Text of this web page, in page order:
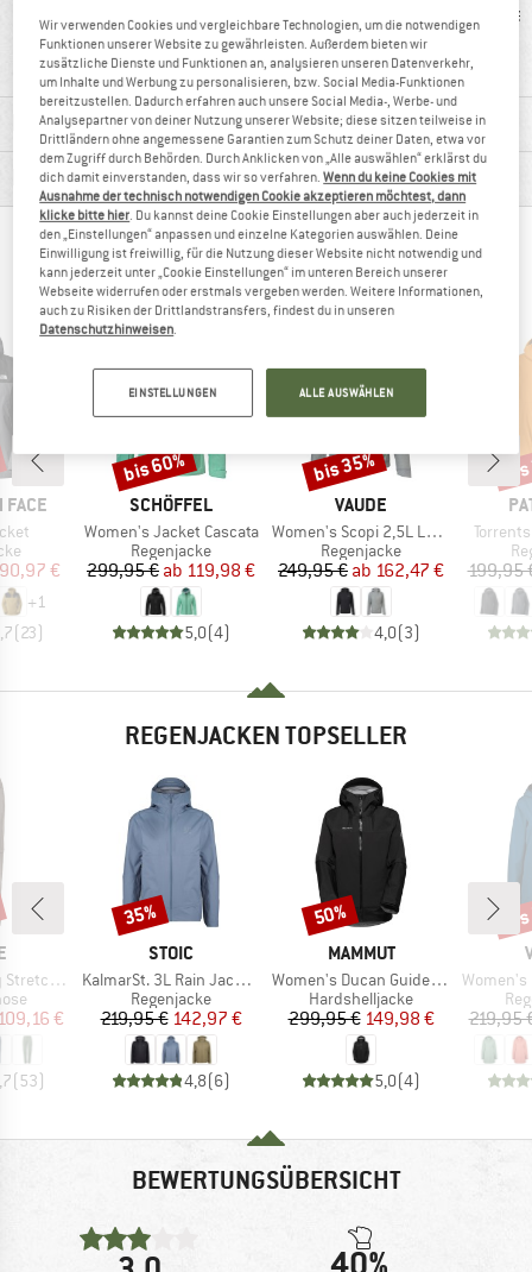
Kunden sagen:
leicht
Kunden sagen:
winddicht
MATERIALINFOS & FEATURES
PRODUKTBESCHREIBUNG
ANDERE BERGFREUNDE SCHAUTEN SICH AUCH
AN
FACE
Preis
90,97 €
+1
(23)
MARKE
SCHÖFFEL
Artikel
Women's Jacket Cascata
Produktgruppe
Regenjacke
Preis
299,95 € reduzierter Preis
ab 119,98 €
5,0(4)
Rabatt
bis 60%
MARKE
VAUDE
Artikel
Women's Scopi 2,5L LW Jacket
Produktgruppe
Regenjacke
Preis
249,95 € reduzierter Preis
ab 162,47 €
4,0(3)
Rabatt
bis 35%
Artikel
199,95
REGENJACKEN TOPSELLER
Zip Pants II
Preis
€
(53)
MARKE
STOIC
Artikel
KalmarSt. 3L Rain Jacket II
Produktgruppe
Regenjacke
Preis
219,95 € reduzierter Preis
142,97 €
4,8(6)
Rabatt
35%
MARKE
MAMMUT
Artikel
Women's Ducan Guide Hardshell Hooded Jacket
Produktgruppe
Hardshelljacke
Preis
299,95 €reduzierter Preis
149,98 €
5,0(4)
Rabatt
50%
Artikel
Women's
219,95
BEWERTUNGSÜBERSICHT
Wir verwenden Cookies und vergleichbare Technologien, um die notwendigen
Funktionen unserer Website zu gewährleisten. Außerdem bieten wir
zusätzliche Dienste und Funktionen an, analysieren unseren Datenverkehr,
um Inhalte und Werbung zu personalisieren, bzw. Social Media-Funktionen
bereitzustellen. Dadurch erfahren auch unsere Social Media-, Werbe- und
Analysepartner von deiner Nutzung unserer Website; diese sitzen teilweise in
Drittländern ohne angemessene Garantien zum Schutz deiner Daten, etwa vor
dem Zugriff durch Behörden. Durch Anklicken von „Alle auswählen“ erklärst du
dich damit einverstanden, dass wir so verfahren.Wenn du keine Cookies mit
Ausnahme der technisch notwendigen Cookie akzeptieren möchtest, dann
klicke bitte hier . Du kannst deine Cookie Einstellungen aber auch jederzeit in
den „Einstellungen“ anpassen und einzelne Kategorien auswählen. Deine
Einwilligung ist freiwillig, für die Nutzung dieser Website nicht notwendig und
kann jederzeit unter „Cookie Einstellungen“ im unteren Bereich unserer
Webseite widerrufen oder erstmals vergeben werden. Weitere Informationen,
auch zu Risiken der Drittlandstransfers, findest du in unseren
Datenschutzhinweisen
EINSTELLUNGEN ALLE AUSWÄHLEN